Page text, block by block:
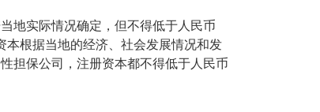
地实际情况确定，但不得低于人民币
本根据当地的经济、社会发展情况和发
担保公司，注册资本都不得低于人民币